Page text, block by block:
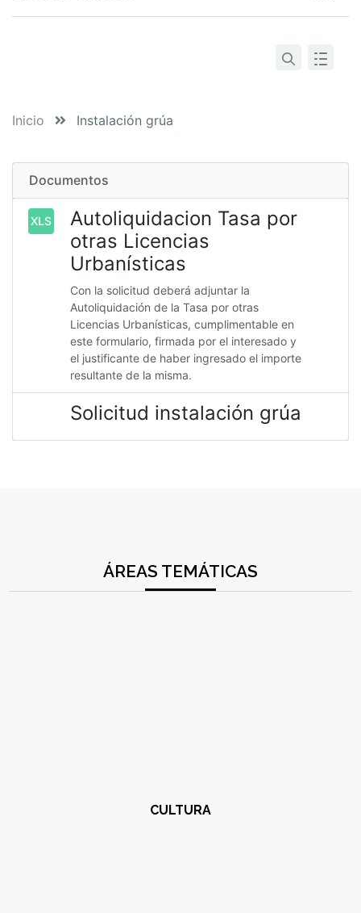
Inicio Instalación grúa
Documentos
XLS
Autoliquidacion Tasa por
otras Licencias
Urbanísticas
Con la solicitud deberá adjuntar la
Autoliquidación de la Tasa por otras
Licencias Urbanísticas, cumplimentable en
este formulario, firmada por el interesado y
el justificante de haber ingresado el importe
resultante de la misma.
Solicitud instalación grúa
ÁREAS TEMÁTICAS
CULTURA